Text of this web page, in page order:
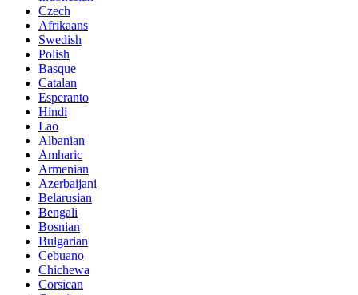
Czech
Afrikaans
Swedish
Polish
Basque
Catalan
Esperanto
Hindi
Lao
Albanian
Amharic
Armenian
Azerbaijani
Belarusian
Bengali
Bosnian
Bulgarian
Cebuano
Chichewa
Corsican